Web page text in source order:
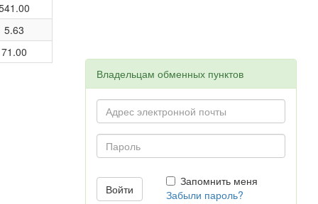
5.63
71.00
Владельцам обменных пунктов
Запомнить меня
Забыли пароль?